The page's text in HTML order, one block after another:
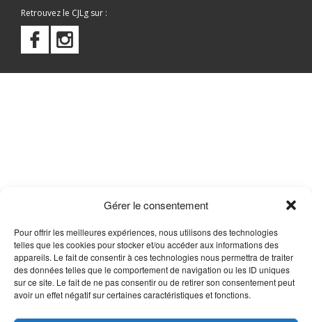
Gérer le consentement
Pour offrir les meilleures expériences, nous utilisons des technologies
telles que les cookies pour stocker et/ou accéder aux informations des
appareils. Le fait de consentir à ces technologies nous permettra de traiter
des données telles que le comportement de navigation ou les ID uniques
sur ce site. Le fait de ne pas consentir ou de retirer son consentement peut
avoir un effet négatif sur certaines caractéristiques et fonctions.
Retrouvez le CJLg sur :